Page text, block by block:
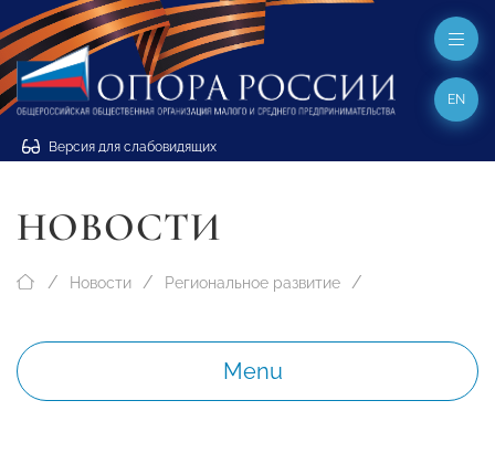
Версия для слабовидящих
EN
НОВОСТИ
Новости Региональное развитие
Menu